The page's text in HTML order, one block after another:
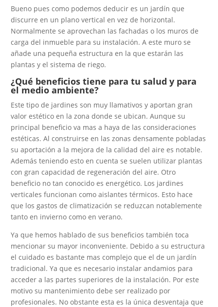
Bueno pues como podemos deducir es un jardín que
discurre en un plano vertical en vez de horizontal.
Normalmente se aprovechan las fachadas o los muros de
carga del inmueble para su instalación. A este muro se
añade una pequeña estructura en la que estarán las
plantas y el sistema de riego.
¿Qué beneficios tiene para tu salud y para
el medio ambiente?
Este tipo de jardines son muy llamativos y aportan gran
valor estético en la zona donde se ubican. Aunque su
principal beneficio va mas a haya de las consideraciones
estéticas. Al construirse en las zonas densamente pobladas
su aportación a la mejora de la calidad del aire es notable.
Además teniendo esto en cuenta se suelen utilizar plantas
con gran capacidad de regeneración del aire. Otro
beneficio no tan conocido es energético. Los jardines
verticales funcionan como aislantes térmicos. Esto hace
que los gastos de climatización se reduzcan notablemente
tanto en invierno como en verano.
Ya que hemos hablado de sus beneficios también toca
mencionar su mayor inconveniente. Debido a su estructura
el cuidado es bastante mas complejo que el de un jardín
tradicional. Ya que es necesario instalar andamios para
acceder a las partes superiores de la instalación. Por este
motivo su mantenimiento debe ser realizado por
profesionales. No obstante esta es la única desventaja que